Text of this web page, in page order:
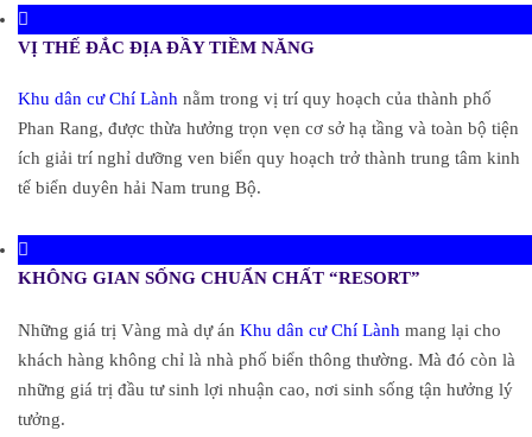
VỊ THẾ ĐẮC ĐỊA ĐẦY TIỀM NĂNG
Khu dân cư Chí Lành nằm trong vị trí quy hoạch của thành phố
Phan Rang, được thừa hưởng trọn vẹn cơ sở hạ tầng và toàn bộ tiện
ích giải trí nghỉ dưỡng ven biển quy hoạch trở thành trung tâm kinh
tế biển duyên hải Nam trung Bộ.
KHÔNG GIAN SỐNG CHUẨN CHẤT “RESORT”
Những giá trị Vàng mà dự án Khu dân cư Chí Lành mang lại cho
khách hàng không chỉ là nhà phố biển thông thường. Mà đó còn là
những giá trị đầu tư sinh lợi nhuận cao, nơi sinh sống tận hưởng lý
tưởng.